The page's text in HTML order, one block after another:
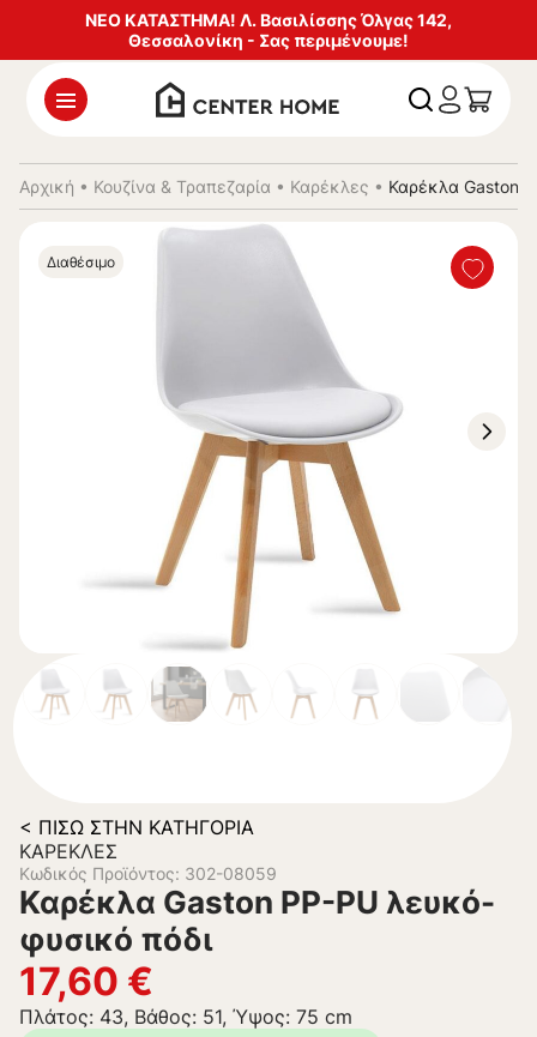
ΝΕΟ ΚΑΤΑΣΤΗΜΑ! Λ. Βασιλίσσης Όλγας 142,
Θεσσαλονίκη - Σας περιμένουμε!
Αρχική • Κουζίνα & Τραπεζαρία • Καρέκλες • Καρέκλα Gaston
Διαθέσιμο
< ΠΊΣΩ ΣΤΗΝ ΚΑΤΗΓΟΡΊΑ
ΚΑΡΈΚΛΕΣ
Κωδικός Προϊόντος: 302-08059
Καρέκλα Gaston PP-PU λευκό-
φυσικό πόδι
17,60 €
Πλάτος: 43, Βάθος: 51, Ύψος: 75 cm